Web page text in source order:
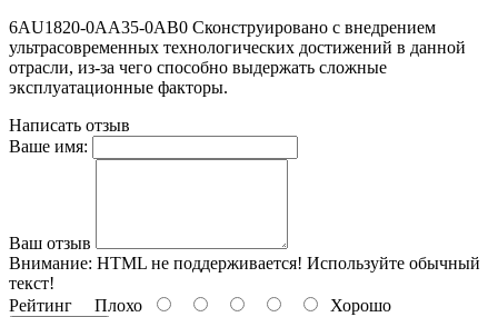
6AU1820-0AA35-0AB0 Сконструировано с внедрением
ультрасовременных технологических достижений в данной
отрасли, из-за чего способно выдержать сложные
эксплуатационные факторы.
Написать отзыв
Ваше имя:
Ваш отзыв
Внимание: HTML не поддерживается! Используйте обычный
текст!
Рейтинг Плохо Хорошо